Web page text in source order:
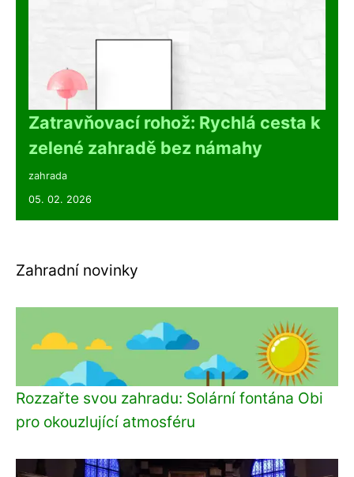
Zatravňovací rohož: Rychlá cesta k
zelené zahradě bez námahy
zahrada
05. 02. 2026
Zahradní novinky
Rozzařte svou zahradu: Solární fontána Obi
pro okouzlující atmosféru